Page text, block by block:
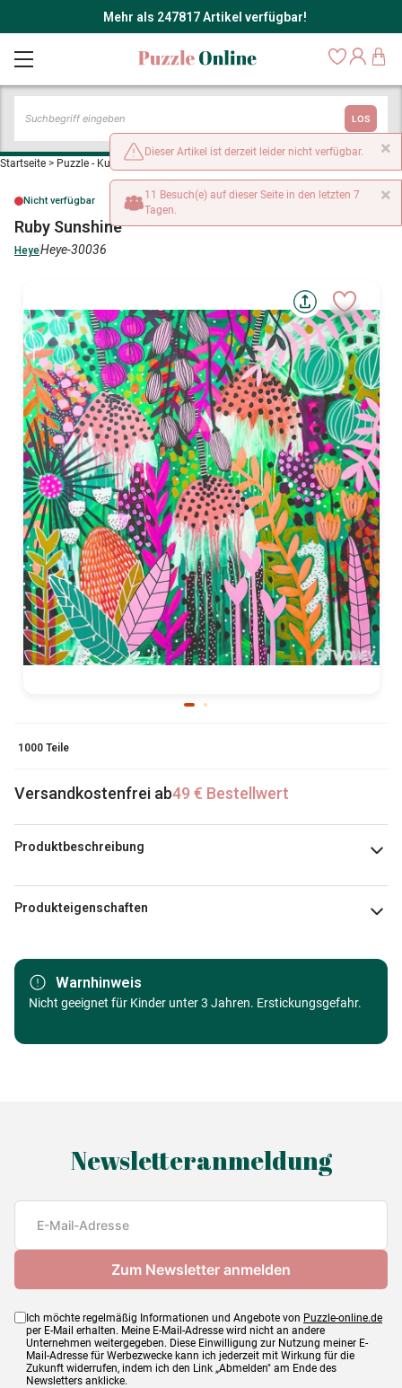
Mehr als 247817 Artikel verfügbar!
LOS
Startseite > Puzzle - Kunst >Ruby Sunshine
Nicht verfügbar
Ruby Sunshine
HeyeHeye-30036
1000 Teile
Versandkostenfrei ab49 € Bestellwert
Produktbeschreibung
Bernadette Twomey
Produkteigenschaften
Marke Heye
Kategorie Puzzle - Kunst
Alter
Puzzle für Erwachsene (500 bis
4001689300364
Warnhinweis
Nicht geeignet für Kinder unter 3 Jahren. Erstickungsgefahr.
Newsletteranmeldung
Ich möchte regelmäßig Informationen und Angebote von Puzzle-online.de
per E-Mail erhalten. Meine E-Mail-Adresse wird nicht an andere
Unternehmen weitergegeben. Diese Einwilligung zur Nutzung meiner E-
Mail-Adresse für Werbezwecke kann ich jederzeit mit Wirkung für die
Zukunft widerrufen, indem ich den Link „Abmelden" am Ende des
Newsletters anklicke.
×
Dieser Artikel ist derzeit leider nicht verfügbar.
×
11 Besuch(e) auf dieser Seite in den letzten 7
Tagen.